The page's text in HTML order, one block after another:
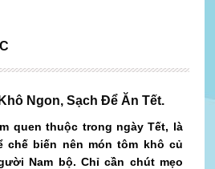
Ngon, Sạch Để Ăn Tết.
quen thuộc trong ngày Tết, là
chế biến nên món tôm khô củ
Nam bộ. Chỉ cần chút mẹo